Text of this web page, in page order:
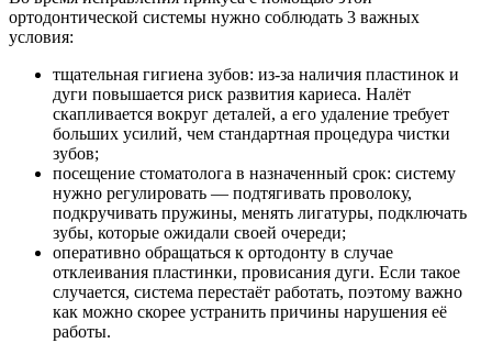
ортодонтической системы нужно соблюдать 3 важных
условия:
тщательная гигиена зубов: из-за наличия пластинок и
дуги повышается риск развития кариеса. Налёт
скапливается вокруг деталей, а его удаление требует
больших усилий, чем стандартная процедура чистки
зубов;
посещение стоматолога в назначенный срок: систему
нужно регулировать — подтягивать проволоку,
подкручивать пружины, менять лигатуры, подключать
зубы, которые ожидали своей очереди;
оперативно обращаться к ортодонту в случае
отклеивания пластинки, провисания дуги. Если такое
случается, система перестаёт работать, поэтому важно
как можно скорее устранить причины нарушения её
работы.